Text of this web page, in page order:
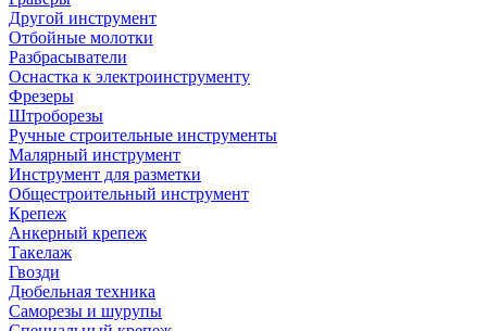
Другой инструмент
Отбойные молотки
Разбрасыватели
Оснастка к электроинструменту
Фрезеры
Штроборезы
Ручные строительные инструменты
Малярный инструмент
Инструмент для разметки
Общестроительный инструмент
Крепеж
Анкерный крепеж
Такелаж
Гвозди
Дюбельная техника
Саморезы и шурупы